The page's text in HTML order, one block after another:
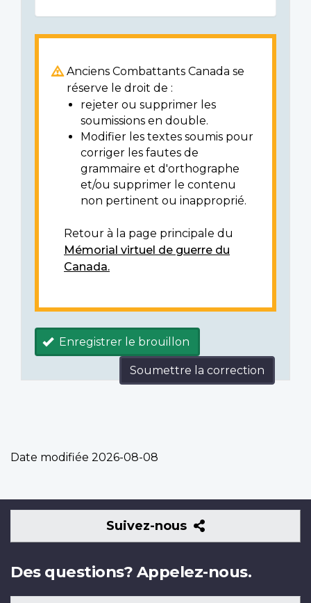
Anciens Combattants Canada se
réserve le droit de :
rejeter ou supprimer les
soumissions en double.
Modifier les textes soumis pour
corriger les fautes de
grammaire et d'orthographe
et/ou supprimer le contenu
non pertinent ou inapproprié.
Retour à la page principale du
Mémorial virtuel de guerre du
Canada.
Enregistrer le brouillon
Soumettre la correction
Date modifiée 2026-08-08
Suivez-nous
Suivez-
nous
Des questions? Appelez-nous.